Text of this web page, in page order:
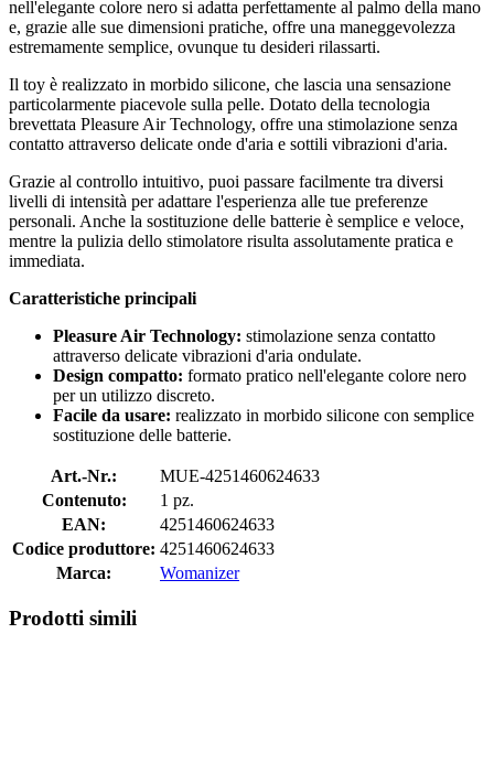
nell'elegante colore nero si adatta perfettamente al palmo della mano
e, grazie alle sue dimensioni pratiche, offre una maneggevolezza
estremamente semplice, ovunque tu desideri rilassarti.
Il toy è realizzato in morbido silicone, che lascia una sensazione
particolarmente piacevole sulla pelle. Dotato della tecnologia
brevettata Pleasure Air Technology, offre una stimolazione senza
contatto attraverso delicate onde d'aria e sottili vibrazioni d'aria.
Grazie al controllo intuitivo, puoi passare facilmente tra diversi
livelli di intensità per adattare l'esperienza alle tue preferenze
personali. Anche la sostituzione delle batterie è semplice e veloce,
mentre la pulizia dello stimolatore risulta assolutamente pratica e
immediata.
Caratteristiche principali
Pleasure Air Technology: stimolazione senza contatto
attraverso delicate vibrazioni d'aria ondulate.
Design compatto: formato pratico nell'elegante colore nero
per un utilizzo discreto.
Facile da usare: realizzato in morbido silicone con semplice
sostituzione delle batterie.
Art.-Nr.:
MUE-4251460624633
Contenuto:
1 pz.
EAN:
4251460624633
Codice produttore: 4251460624633
Marca:
Womanizer
Prodotti simili